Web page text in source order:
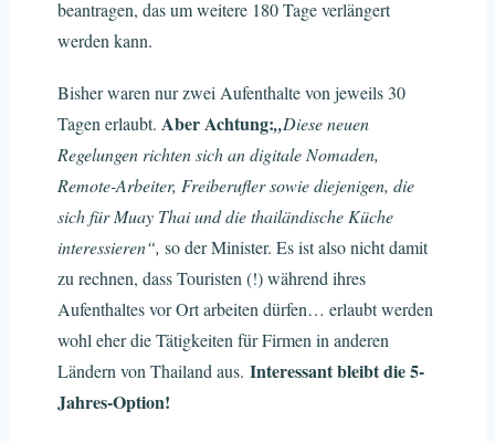
beantragen, das um weitere 180 Tage verlängert
werden kann.
Bisher waren nur zwei Aufenthalte von jeweils 30
Tagen erlaubt. Aber Achtung:„Diese neuen
Regelungen richten sich an digitale Nomaden,
Remote-Arbeiter, Freiberufler sowie diejenigen, die
sich für Muay Thai und die thailändische Küche
interessieren“, so der Minister. Es ist also nicht damit
zu rechnen, dass Touristen (!) während ihres
Aufenthaltes vor Ort arbeiten dürfen… erlaubt werden
wohl eher die Tätigkeiten für Firmen in anderen
Ländern von Thailand aus. Interessant bleibt die 5-
Jahres-Option!